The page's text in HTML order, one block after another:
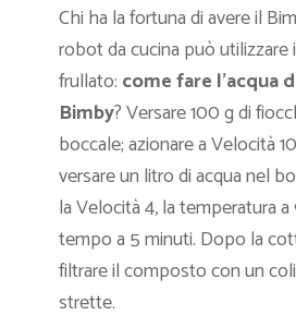
Chi ha la fortuna di avere il
robot da cucina può
frullato: come fare l’acqua
Bimby? Versare 100 g di
boccale; azionare a Velocità
versare un litro di acqua nel
la Velocità 4, la temperatura
tempo a 5 minuti. Dopo la
filtrare il composto con un
strette.